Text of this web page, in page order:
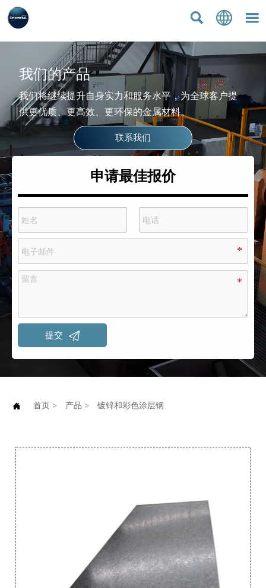
  
我们的产品
我们将继续提升自身实力和服务水平，为全球客户提
供更优质、更高效、更环保的金属材料。
联系我们
申请最佳报价
提交 
 首页 > 产品 > 镀锌和彩色涂层钢